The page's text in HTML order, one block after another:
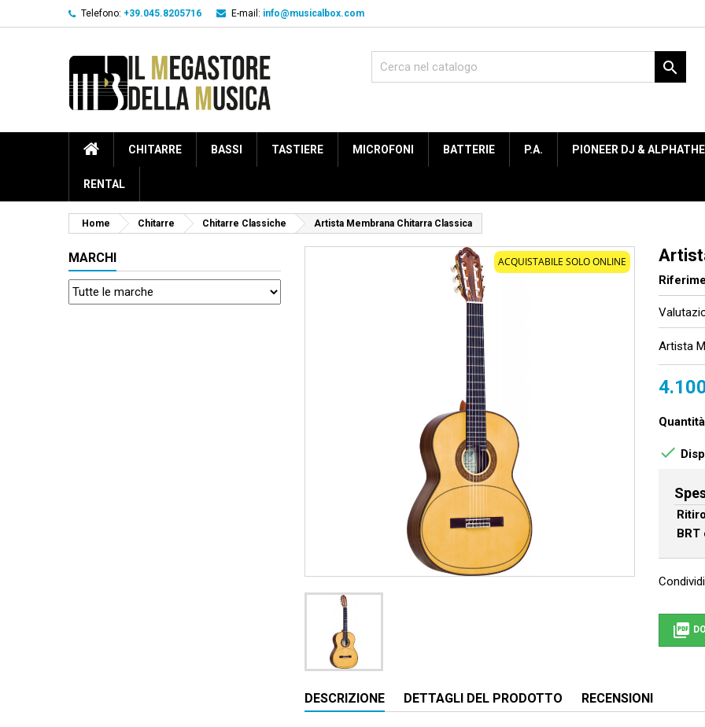
Telefono: +39.045.8205716 E-mail: info@musicalbox.com

CHITARRE BASSI TASTIERE MICROFONI BATTERIE P.A. PIONEER DJ &
RENTAL
Home Chitarre Chitarre Classiche Artista Membrana Chitarra Classica
MARCHI ACQUISTABILE SOLO ONLINE
Artista
Quantità

Condividi

DESCRIZIONE DETTAGLI DEL PRODOTTO RECENSIONI